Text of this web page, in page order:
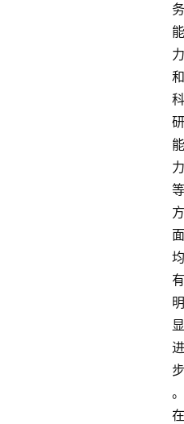
务
能
力
和
科
研
能
力
等
方
面
均
有
明
显
进
步
。
在